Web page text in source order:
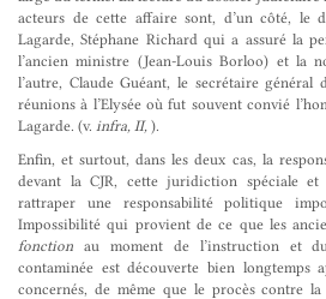
acteurs de cette affaire sont, d’un côté, le
Lagarde, Stéphane Richard qui a assuré la
l’ancien ministre (Jean-Louis Borloo) et la
l’autre, Claude Guéant, le secrétaire général
réunions à l’Elysée où fut souvent convié
Lagarde. (v. infra, II, ).
Enfin, et surtout, dans les deux cas, la
devant la CJR, cette juridiction spéciale
rattraper une responsabilité politique
Impossibilité qui provient de ce que les
fonction au moment de l’instruction et
contaminée est découverte bien longtemps
concernés, de même que le procès contre